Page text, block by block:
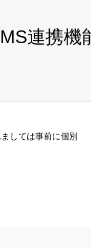
連携機
しては事前に個別